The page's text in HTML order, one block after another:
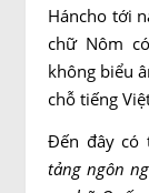
Háncho tới
chữ Nôm
không biểu
chỗ tiếng
Đến đây có
tảng ngôn